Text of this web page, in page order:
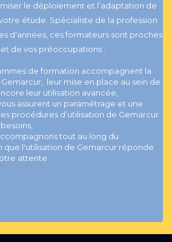
le déploiement et l’adaptation de
étude. Spécialiste de la profession
d'années, ces formateurs sont proches
de vos préoccupations :
de formation accompagnent la
leur mise en place au sein de
leur utilisation avancée,
assurent un paramétrage et une
procédures d’utilisation de Gemarcur
tout au long du
que l'utilisation de Gemarcur réponde
attente.